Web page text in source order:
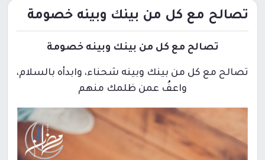
تصالح مع كل من بينك وبينه خصومة
تصالح مع كل من بينك وبينه خصومة
تصالح مع كل من بينك وبينه شحناء، وابدأه بالسلام،
واعفُ عمن ظلمك منهم